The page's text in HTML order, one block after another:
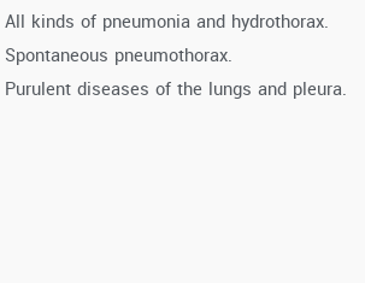
All kinds of pneumonia and hydrothorax.
Spontaneous pneumothorax.
Purulent diseases of the lungs and pleura.